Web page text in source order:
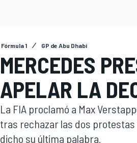
Fórmula 1 GP de Abu Dhabi
MERCEDES
APELAR LA
La FIA proclamó a Max
tras rechazar las dos protestas
dicho su última palabra.